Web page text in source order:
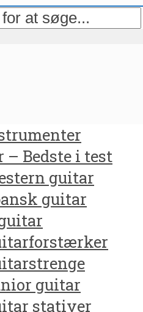
– Bedste i test
guitar
guitar
guitar
stativer